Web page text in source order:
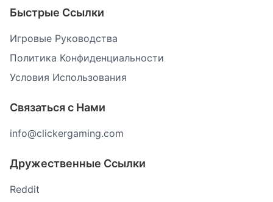
Быстрые Ссылки
Игровые Руководства
Политика Конфиденциальности
Условия Использования
Связаться с Нами
info@clickergaming.com
Дружественные Ссылки
Reddit